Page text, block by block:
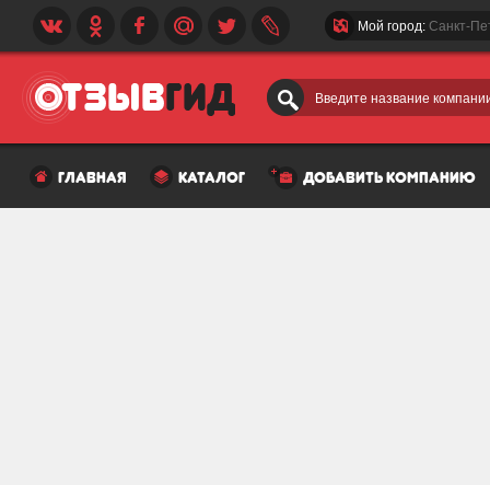
Введите название
Мой город: Санкт-
главная каталог добавить компанию